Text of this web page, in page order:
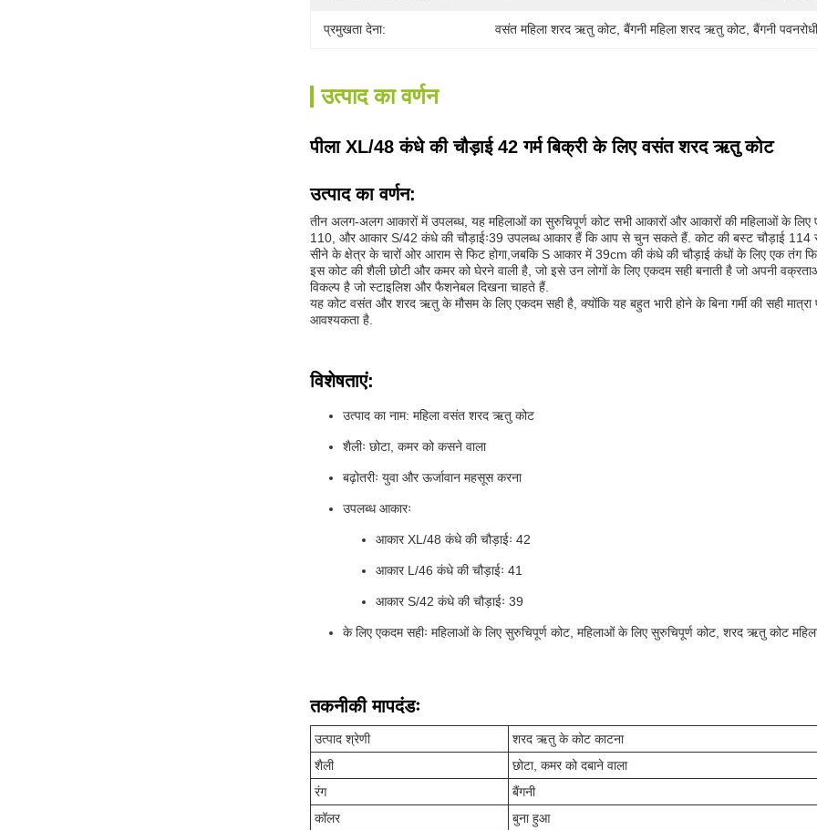
प्रमुखता देना: वसंत महिला शरद ऋतु कोट , बैंगनी महिला शरद ऋतु कोट , बैंगनी
उत्पाद का वर्णन
पीला XL/48 कंधे की चौड़ाई 42 गर्म बिक्री के लिए वसंत शरद ऋतु कोट
उत्पाद का वर्णन:
तीन अलग-अलग आकारों में उपलब्ध, यह महिलाओं का सुरुचिपूर्ण कोट सभी आकारों और आकारों की महिलाओं के
110, और आकार S/42 कंधे की चौड़ाईः39 उपलब्ध आकार हैं कि आप से चुन सकते हैं. कोट की बस्ट चौड़ाई 114
सीने के क्षेत्र के चारों ओर आराम से फिट होगा,जबकि S आकार में 39cm की कंधे की चौड़ाई कंधों के लिए एक तंग
इस कोट की शैली छोटी और कमर को घेरने वाली है, जो इसे उन लोगों के लिए एकदम सही बनाती है जो अपनी
विकल्प है जो स्टाइलिश और फैशनेबल दिखना चाहते हैं.
यह कोट वसंत और शरद ऋतु के मौसम के लिए एकदम सही है, क्योंकि यह बहुत भारी होने के बिना गर्मी की सही
आवश्यकता है.
विशेषताएं:
उत्पाद का नाम: महिला वसंत शरद ऋतु कोट
शैलीः छोटा, कमर को कसने वाला
बढ़ोतरीः युवा और ऊर्जावान महसूस करना
उपलब्ध आकारः
आकार XL/48 कंधे की चौड़ाईः 42
आकार L/46 कंधे की चौड़ाईः 41
आकार S/42 कंधे की चौड़ाईः 39
के लिए एकदम सहीः महिलाओं के लिए सुरुचिपूर्ण कोट, महिलाओं के लिए सुरुचिपूर्ण कोट, शरद ऋतु कोट
तकनीकी मापदंडः
उत्पाद श्रेणी
शरद ऋतु के कोट काटना
शैली
छोटा, कमर को दबाने वाला
रंग
बैंगनी
कॉलर
बुना हुआ